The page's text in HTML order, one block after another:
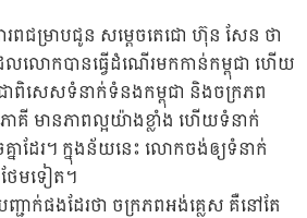
ពជម្រាបជូន សម្តេចតេជោ ហ៊ុន សែន ថា
លលោកបានធ្វើដំណើរមកកាន់កម្ពុជា ហើយ
ាពិសេសទំនាក់ទំនងកម្ពុជា និងចក្រភព
ាគី មានភាពល្អយ៉ាងខ្លាំង ហើយទំនាក់
ាដែរ។ ក្នុងន័យនេះ លោកចង់ឲ្យទំនាក់
ថែមទៀត។
ជាក់ផងដែរថា ចក្រភពអង់គ្លេស គឺនៅតែ